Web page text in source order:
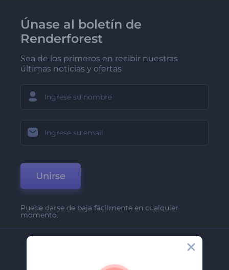
Únase al boletín de
Renderforest
Sea de los primeros en recibir nuestras
últimas noticias y ofertas
Unirse
Puede darse de baja fácilmente en cualquier
momento.
Acerca De